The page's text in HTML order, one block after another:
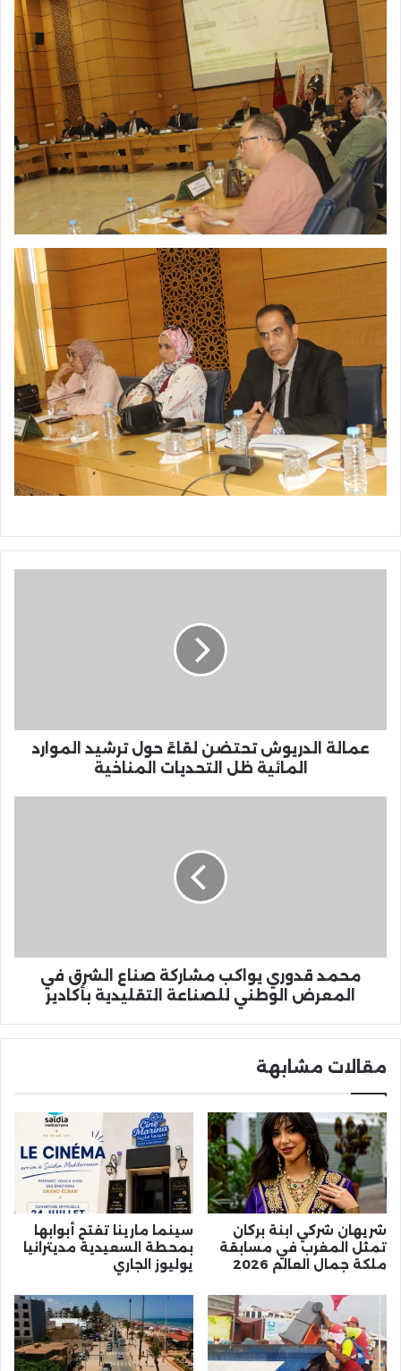
ظل
التحديات
عمالة الدريوش تحتضن لقاءً حول ترشيد الموارد
المائية ظل التحديات المناخية
الوطني
للصناعة
التقليدية
محمد قدوري يواكب مشاركة صناع الشرق في
المعرض الوطني للصناعة التقليدية بأكادير
مقالات مشابهة
شريهان شركي ابنة بركان
تمثل المغرب في مسابقة
ملكة جمال العالم 2026
سينما مارينا تفتح أبوابها
بمحطة السعيدية مديترانيا
يوليوز الجاري